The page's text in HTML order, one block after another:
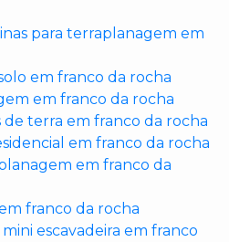
para terraplanagem em
em franco da rocha
em franco da rocha
de terra em franco da rocha
em franco da rocha
em franco da
franco da rocha
escavadeira em franco